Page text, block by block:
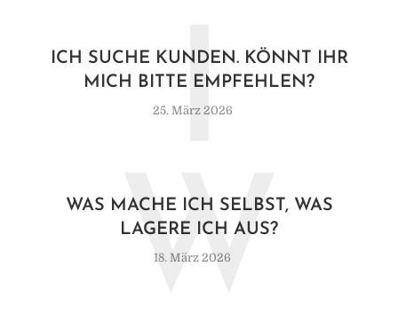
ICH SUCHE KUNDEN. KÖNNT IHR
MICH BITTE EMPFEHLEN?
25. März 2026
I
WAS MACHE ICH SELBST, WAS
LAGERE ICH AUS?
18. März 2026
W